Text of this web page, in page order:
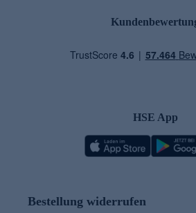
HSE App
Bestellung widerrufen